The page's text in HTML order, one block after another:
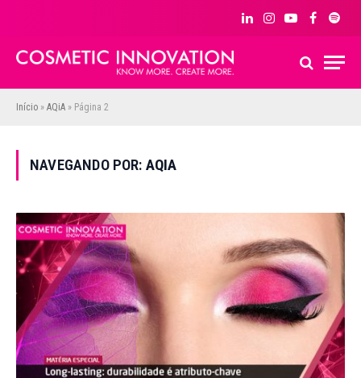
LinkedInInstagram
YouTubeFacebook
Início » AQiA » Página 2
NAVEGANDO POR: AQIA